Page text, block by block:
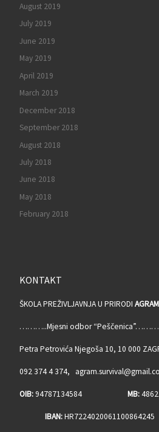
August 2019
July 2019
June 2019
May 2019
April 2019
March 2019
December 2018
September 2018
August 2018
July 2018
June 2018
May 2018
February 2018
KONTAKT
ŠKOLA PREŽIVLJAVNJA U PRIRODI AGRAM
………..Mjesni odbor
Petra Petrovića Njegoša 10, 10 000
092 374 4 374,
OIB:94787134584 MB:
IBAN:HR7224020061100864245